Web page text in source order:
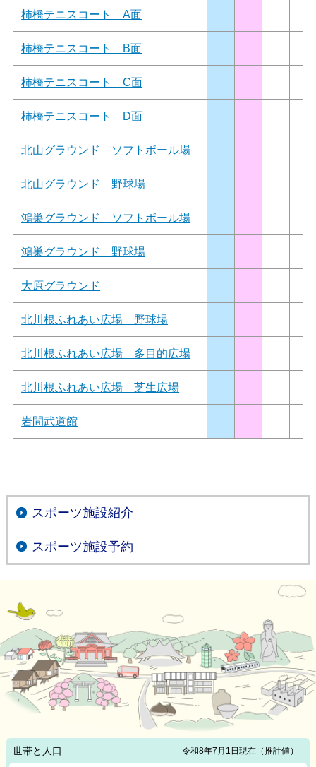
柿橋テニスコート A面
柿橋テニスコート B面
柿橋テニスコート C面
柿橋テニスコート D面
北山グラウンド ソフトボール場
北山グラウンド 野球場
鴻巣グラウンド ソフトボール場
鴻巣グラウンド 野球場
大原グラウンド
北川根ふれあい広場 野球場
北川根ふれあい広場 多目的広場
北川根ふれあい広場 芝生広場
岩間武道館
スポーツ施設紹介
スポーツ施設予約